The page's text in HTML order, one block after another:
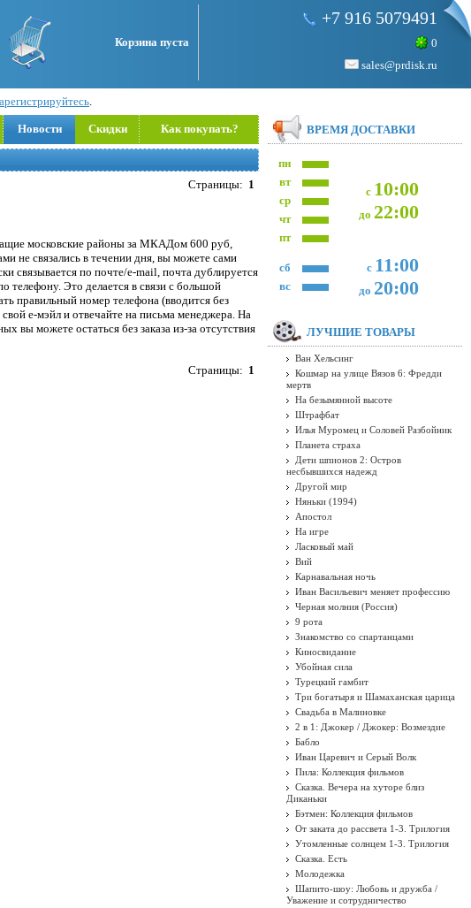
Корзина пуста
+7 916 5079491
0
sales@prdisk.ru
.
Новости Скидки Как покупать?
Страницы: 1
московские районы за МКАДом 600 руб,
не связались в течении дня, вы можете сами
связывается по почте/e-mail, почта дублируется
телефону. Это делается в связи с большой
правильный номер телефона (вводится без
е-мэйл и отвечайте на письма менеджера. На
вы можете остаться без заказа из-за отсутствия
Страницы: 1
ВРЕМЯ ДОСТАВКИ
пн
с 10:00
до 22:00
вт
ср
чт
пт
с 11:00
до 20:00
сб
вс
ЛУЧШИЕ ТОВАРЫ
Ван Хельсинг
Кошмар на улице Вязов 6: Фредди
мертв
На безымянной высоте
Штрафбат
Илья Муромец и Соловей Разбойник
Планета страха
Дети шпионов 2: Остров
несбывшихся надежд
Другой мир
Няньки (1994)
Апостол
На игре
Ласковый май
Вий
Карнавальная ночь
Иван Васильевич меняет профессию
Черная молния (Россия)
9 рота
Знакомство со спартанцами
Киносвидание
Убойная сила
Турецкий гамбит
Три богатыря и Шамаханская царица
Свадьба в Малиновке
2 в 1: Джокер / Джокер: Возмездие
Бабло
Иван Царевич и Серый Волк
Пила: Коллекция фильмов
Сказка. Вечера на хуторе близ
Диканьки
Бэтмен: Коллекция фильмов
От заката до рассвета 1-3. Трилогия
Утомленные солнцем 1-3. Трилогия
Сказка. Есть
Молодежка
Шапито-шоу: Любовь и дружба /
Уважение и сотрудничество